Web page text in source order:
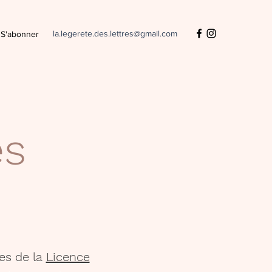
S'abonner la.legerete.des.lettres@gmail.com
de la Licence